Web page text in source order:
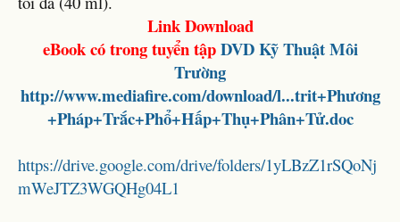
Link Download
eBook có trong tuyển tậpDVDKỹ Thuật Môi
Trường
http://www.mediafire.com/download/l...trit+Phương
+Pháp+Trắc+Phổ+Hấp+Thụ+Phân+Tử.doc
https://drive.google.com/drive/folders/1yLBzZ1rSQoNj
mWeJTZ3WGQHg04L1